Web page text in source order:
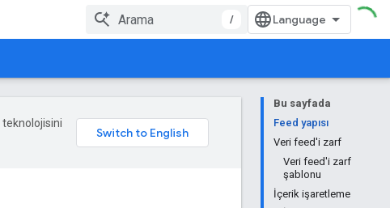
/
Bu sayfada
Feed yapısı
Veri feed'i zarf
Veri feed'i zarf
şablonu
İçerik işaretleme